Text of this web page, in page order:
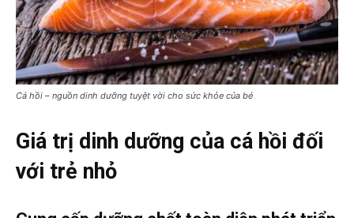
Cá hồi – nguồn dinh dưỡng tuyệt vời cho sức khỏe của bé
Giá trị dinh dưỡng của cá hồi đối
với trẻ nhỏ